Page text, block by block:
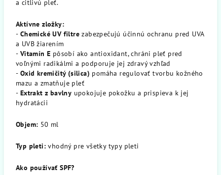
a citlivú pleť.
Aktívne zložky:
- Chemické UV filtre zabezpečujú účinnú ochranu pred UVA
a UVB žiarením
- Vitamín E pôsobí ako antioxidant, chráni pleť pred
voľnými radikálmi a podporuje jej zdravý vzhľad
- Oxid kremičitý (silica) pomáha regulovať tvorbu kožného
mazu a zmatňuje pleť
- Extrakt z bavlny upokojuje pokožku a prispieva k jej
hydratácii
Objem: 50 ml
Typ pleti: vhodný pre všetky typy pleti
Ako používať SPF?